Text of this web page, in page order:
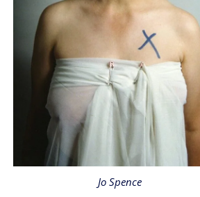
Jo Spence